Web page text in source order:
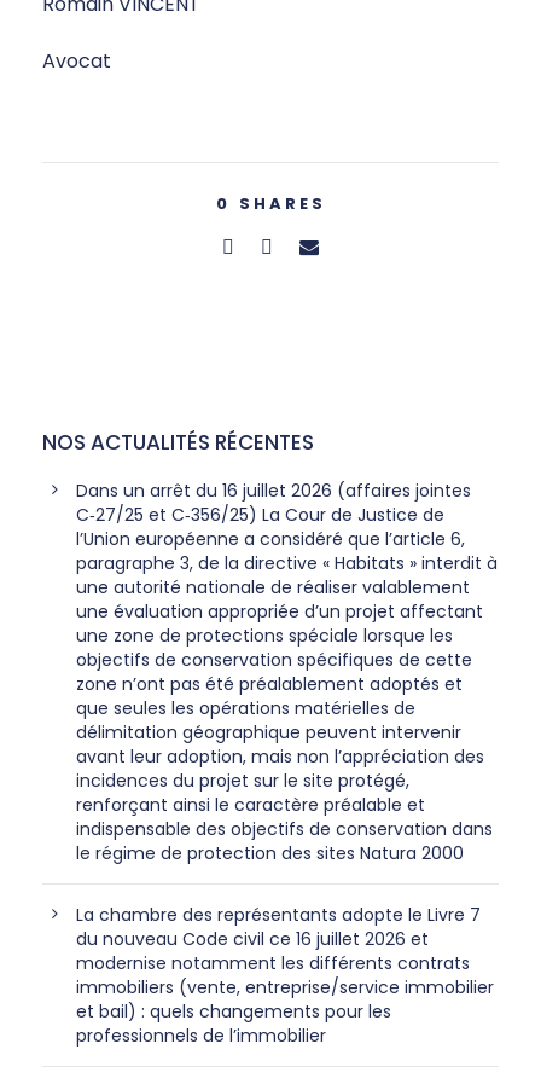
Avocat
0 SHARES
NOS ACTUALITÉS RÉCENTES
Dans un arrêt du 16 juillet 2026 (affaires jointes
C‑27/25 et C‑356/25) La Cour de Justice de
l’Union européenne a considéré que l’article 6,
paragraphe 3, de la directive « Habitats » interdit à
une autorité nationale de réaliser valablement
une évaluation appropriée d’un projet affectant
une zone de protections spéciale lorsque les
objectifs de conservation spécifiques de cette
zone n’ont pas été préalablement adoptés et
que seules les opérations matérielles de
délimitation géographique peuvent intervenir
avant leur adoption, mais non l’appréciation des
incidences du projet sur le site protégé,
renforçant ainsi le caractère préalable et
indispensable des objectifs de conservation dans
le régime de protection des sites Natura 2000
La chambre des représentants adopte le Livre 7
du nouveau Code civil ce 16 juillet 2026 et
modernise notamment les différents contrats
immobiliers (vente, entreprise/service immobilier
et bail) : quels changements pour les
professionnels de l’immobilier